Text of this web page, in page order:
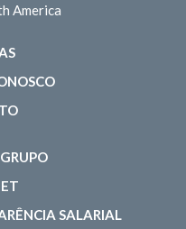
America
SALARIAL